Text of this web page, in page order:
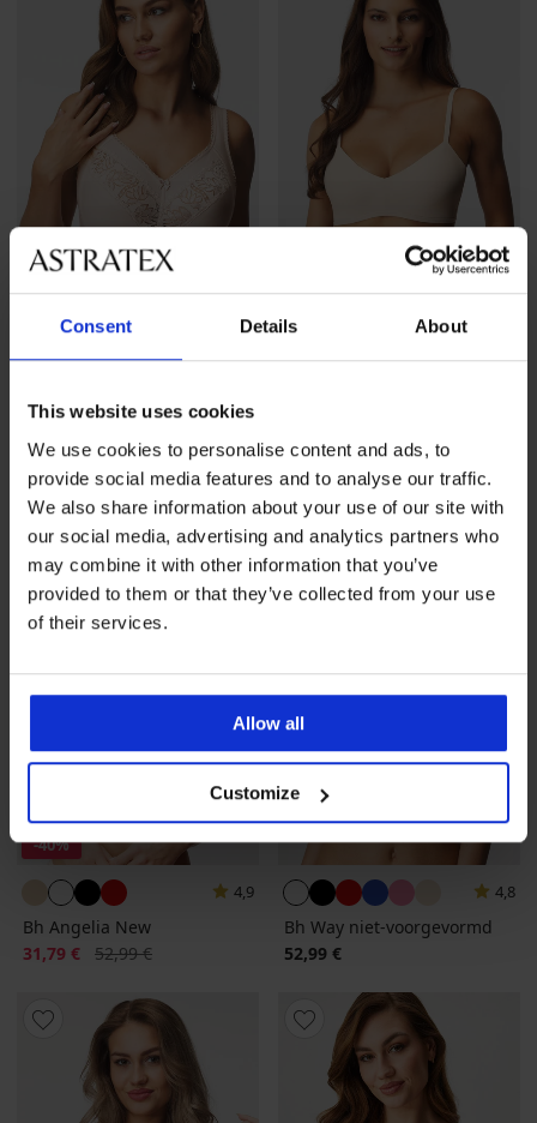
Consent Details About
This website uses cookies
We use cookies to personalise content and ads, to
provide social media features and to analyse our traffic.
We also share information about your use of our site with
our social media, advertising and analytics partners who
may combine it with other information that you’ve
provided to them or that they’ve collected from your use
of their services.
Allow all
Customize
36,99 €
36,99 €
-40%
4,9
Bh Angelia New
Korting
31,79 € Oorspronkelijke prijs
52,99 €
4,8
Bh Way niet-voorgevormd
52,99 €